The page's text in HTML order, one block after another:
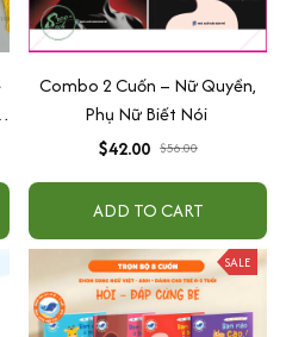
Combo 2 Cuốn – Nữ Quyền,
Phụ Nữ Biết Nói
$42.00 $56.00
ADD TO CART
SALE